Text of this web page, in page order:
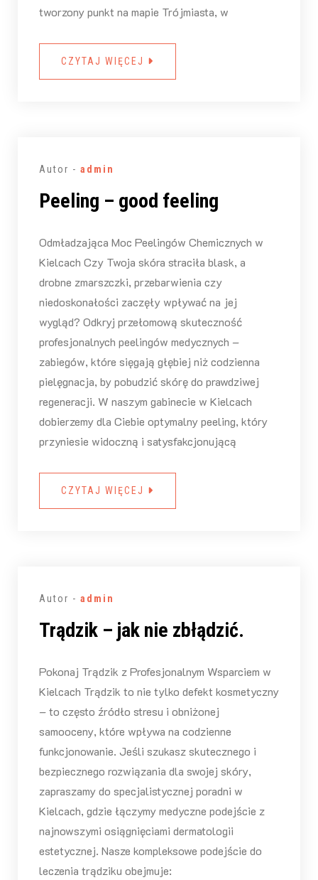
tworzony punkt na mapie Trójmiasta, w
CZYTAJ WIĘCEJ
Autor - admin
Peeling – good feeling
Odmładzająca Moc Peelingów Chemicznych w
Kielcach Czy Twoja skóra straciła blask, a
drobne zmarszczki, przebarwienia czy
niedoskonałości zaczęły wpływać na jej
wygląd? Odkryj przełomową skuteczność
profesjonalnych peelingów medycznych –
zabiegów, które sięgają głębiej niż codzienna
pielęgnacja, by pobudzić skórę do prawdziwej
regeneracji. W naszym gabinecie w Kielcach
dobierzemy dla Ciebie optymalny peeling, który
przyniesie widoczną i satysfakcjonującą
CZYTAJ WIĘCEJ
Autor - admin
Trądzik – jak nie zbłądzić.
Pokonaj Trądzik z Profesjonalnym Wsparciem w
Kielcach Trądzik to nie tylko defekt kosmetyczny
– to często źródło stresu i obniżonej
samooceny, które wpływa na codzienne
funkcjonowanie. Jeśli szukasz skutecznego i
bezpiecznego rozwiązania dla swojej skóry,
zapraszamy do specjalistycznej poradni w
Kielcach, gdzie łączymy medyczne podejście z
najnowszymi osiągnięciami dermatologii
estetycznej. Nasze kompleksowe podejście do
leczenia trądziku obejmuje: